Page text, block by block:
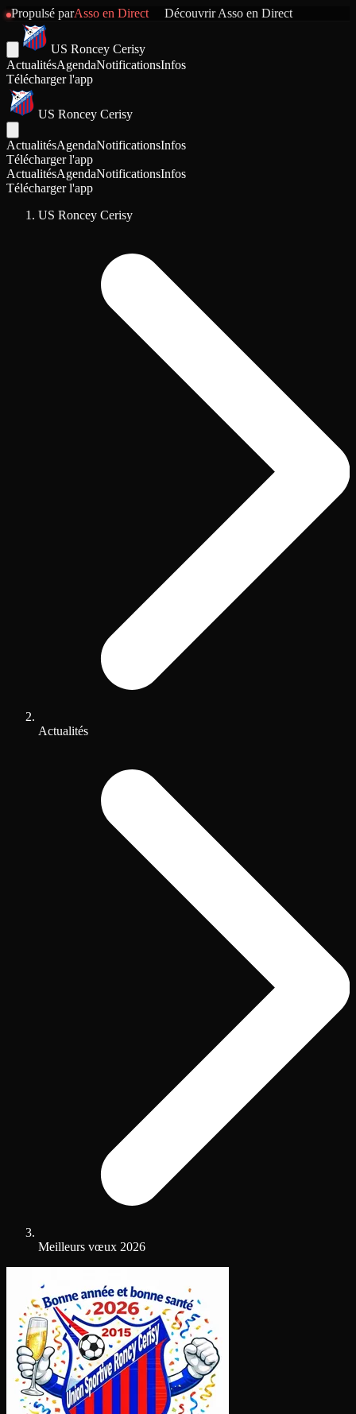
Propulsé parAsso en Direct DécouvrirAsso en Direct
US Roncey Cerisy
ActualitésAgendaNotificationsInfos
Télécharger l'app
US Roncey Cerisy
ActualitésAgendaNotificationsInfos
Télécharger l'app
ActualitésAgendaNotificationsInfos
Télécharger l'app
US Roncey Cerisy
Actualités
Meilleurs vœux 2026